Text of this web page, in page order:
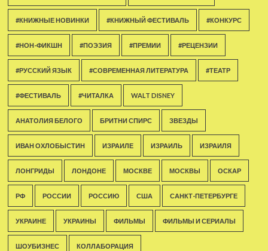
#КНИЖНЫЕ НОВИНКИ #КНИЖНЫЙ ФЕСТИВАЛЬ #КОНКУРС
#НОН-ФИКШН #ПОЭЗИЯ #ПРЕМИИ #РЕЦЕНЗИИ
#РУССКИЙ ЯЗЫК #СОВРЕМЕННАЯ ЛИТЕРАТУРА #ТЕАТР
#ФЕСТИВАЛЬ #ЧИТАЛКА WALT DISNEY
АНАТОЛИЯ БЕЛОГО БРИТНИ СПИРС ЗВЕЗДЫ
ИВАН ОХЛОБЫСТИН ИЗРАИЛЕ ИЗРАИЛЬ ИЗРАИЛЯ
ЛОНГРИДЫ ЛОНДОНЕ МОСКВЕ МОСКВЫ ОСКАР
РФ РОССИИ РОССИЮ США САНКТ-ПЕТЕРБУРГЕ
УКРАИНЕ УКРАИНЫ ФИЛЬМЫ ФИЛЬМЫ И СЕРИАЛЫ
ШОУБИЗНЕС КОЛЛАБОРАЦИЯ